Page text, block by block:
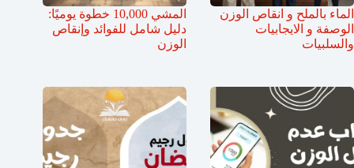
الماء بالملح و انقاص الوزن
الوصفة و الايجابيات
والسلبيات
المشي 10,000 خطوة يوميًا:
دليل شامل للفوائد وإنقاص
الوزن